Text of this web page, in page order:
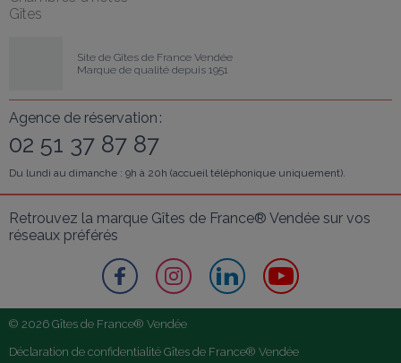
Gîtes
Site de Gîtes de France Vendée
Marque de qualité depuis 1951
Agence de réservation :
02 51 37 87 87
Du lundi au dimanche : 9h à 20h (accueil téléphonique uniquement).
Retrouvez la marque Gîtes de France® Vendée sur vos
réseaux préférés
© 2026 Gîtes de France® Vendée
Déclaration de confidentialité Gîtes de France® Vendée